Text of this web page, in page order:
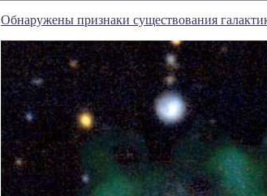
Обнаружены признаки существования